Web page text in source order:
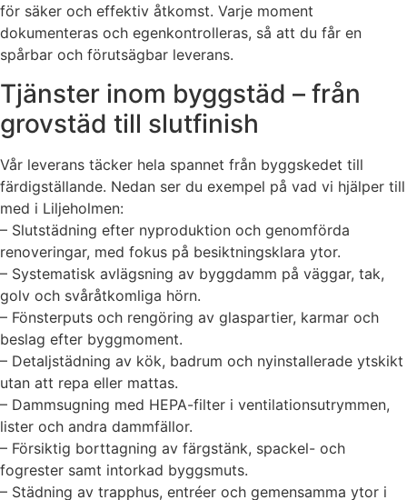
för säker och effektiv åtkomst. Varje moment
dokumenteras och egenkontrolleras, så att du får en
spårbar och förutsägbar leverans.
Tjänster inom byggstäd – från
grovstäd till slutfinish
Vår leverans täcker hela spannet från byggskedet till
färdigställande. Nedan ser du exempel på vad vi hjälper till
med i Liljeholmen:
– Slutstädning efter nyproduktion och genomförda
renoveringar, med fokus på besiktningsklara ytor.
– Systematisk avlägsning av byggdamm på väggar, tak,
golv och svåråtkomliga hörn.
– Fönsterputs och rengöring av glaspartier, karmar och
beslag efter byggmoment.
– Detaljstädning av kök, badrum och nyinstallerade ytskikt
utan att repa eller mattas.
– Dammsugning med HEPA-filter i ventilationsutrymmen,
lister och andra dammfällor.
– Försiktig borttagning av färgstänk, spackel- och
fogrester samt intorkad byggsmuts.
– Städning av trapphus, entréer och gemensamma ytor i